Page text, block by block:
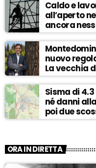
Caldo e
all’aperto
ancora
nuovo
La vecchia
la svolta” –
Sisma di
né danni
poi due
ASCOLTA
ORA IN DIRETTA